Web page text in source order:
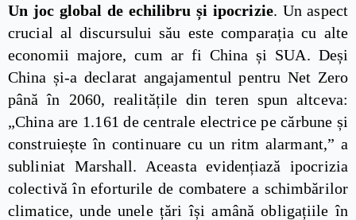
Un joc global de echilibru și ipocrizie. Un aspect
crucial al discursului său este comparația cu alte
economii majore, cum ar fi China și SUA. Deși
China și-a declarat angajamentul pentru Net Zero
până în 2060, realitățile din teren spun altceva:
„China are 1.161 de centrale electrice pe cărbune și
construiește în continuare cu un ritm alarmant,” a
subliniat Marshall. Aceasta evidențiază ipocrizia
colectivă în eforturile de combatere a schimbărilor
climatice, unde unele țări își amână obligațiile în